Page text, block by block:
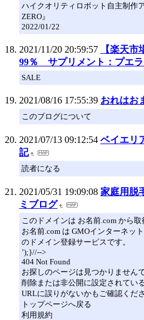
ハイクオリティロボット自主制作
ZERO』
2022/01/22
2021/11/20 20:59:57
【楽天
99％ サプリメント：プエ
SALE
2021/08/16 17:55:39 おれはお
このブログについて
2021/07/13 09:12:54 ベイエリ
記
読者になる
2021/05/31 19:09:08 家庭用
ミブログ
このドメインは お名前.com から取
お名前.com は GMOインターネッ
のドメイン登録サービスです。
’);}//-->
404 Not Found
お探しのページは見つかりませんで
削除または非公開に設定されてい
URLに誤りがないかもご確認くださ
トップページへ戻る
利用規約